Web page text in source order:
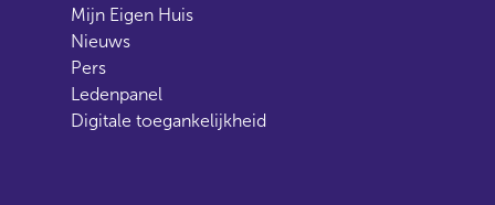
Mijn Eigen Huis
Nieuws
Pers
Ledenpanel
Digitale toegankelijkheid